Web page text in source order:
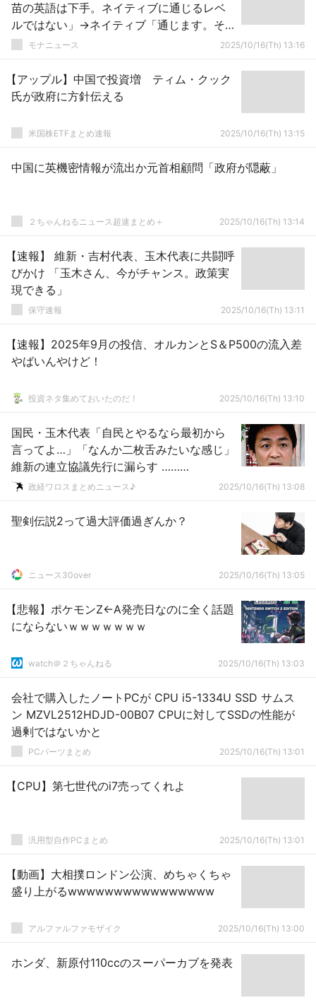
苗の英語は下手。ネイティブに通じるレベ
ルではない」→ネイティブ「通じます。そ
もそもネイティブでもないのにずいぶん偉
モナニュース 2025/10/16(Th) 13:16
【アップル】中国で投資増 ティム・クック
氏が政府に方針伝える
米国株ETFまとめ速報 2025/10/16(Th) 13:15
中国に英機密情報が流出か元首相顧問「政府が隠蔽」
２ちゃんねるニュース超速まとめ＋ 2025/10/16(Th) 13:14
【速報】 維新・吉村代表、玉木代表に共闘呼
びかけ 「玉木さん、今がチャンス。政策実
現できる」
保守速報 2025/10/16(Th) 13:11
【速報】2025年9月の投信、オルカンとS＆P500の流入差
やばいんやけど！
投資ネタ集めておいたのだ！ 2025/10/16(Th) 13:10
国民・玉木代表「自民とやるなら最初から
言ってよ…」「なんか二枚舌みたいな感じ」
維新の連立協議先行に漏らす ………
政経ワロスまとめニュース♪ 2025/10/16(Th) 13:08
聖剣伝説2って過大評価過ぎんか？
ニュース30over 2025/10/16(Th) 13:05
【悲報】ポケモンZ←A発売日なのに全く話題
にならないｗｗｗｗｗｗｗ
watch＠２ちゃんねる 2025/10/16(Th) 13:03
会社で購入したノートPCが CPU i5-1334U SSD サムス
ン MZVL2512HDJD-00B07 CPUに対してSSDの性能が
過剰ではないかと
PCパーツまとめ 2025/10/16(Th) 13:01
【CPU】第七世代のi7売ってくれよ
汎用型自作PCまとめ 2025/10/16(Th) 13:01
【動画】大相撲ロンドン公演、めちゃくちゃ
盛り上がるwwwwwwwwwwwwwwww
アルファルファモザイク 2025/10/16(Th) 13:00
ホンダ、新原付110ccのスーパーカブを発表